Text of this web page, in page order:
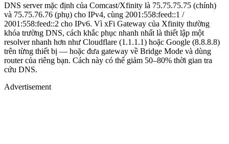
DNS server mặc định của Comcast/Xfinity là 75.75.75.75 (chính)
và 75.75.76.76 (phụ) cho IPv4, cùng 2001:558:feed::1 /
2001:558:feed::2 cho IPv6. Vì xFi Gateway của Xfinity thường
khóa trường DNS, cách khắc phục nhanh nhất là thiết lập một
resolver nhanh hơn như Cloudflare (1.1.1.1) hoặc Google (8.8.8.8)
trên từng thiết bị — hoặc đưa gateway về Bridge Mode và dùng
router của riêng bạn. Cách này có thể giảm 50–80% thời gian tra
cứu DNS.
Advertisement